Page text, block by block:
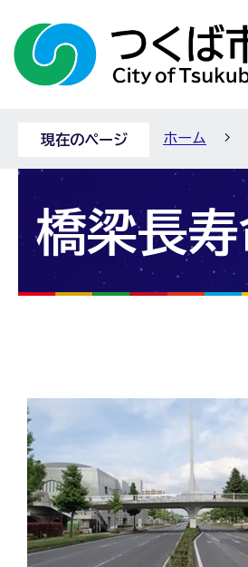
現在のページ ホーム
橋梁長